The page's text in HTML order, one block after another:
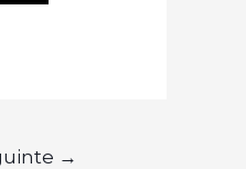
→